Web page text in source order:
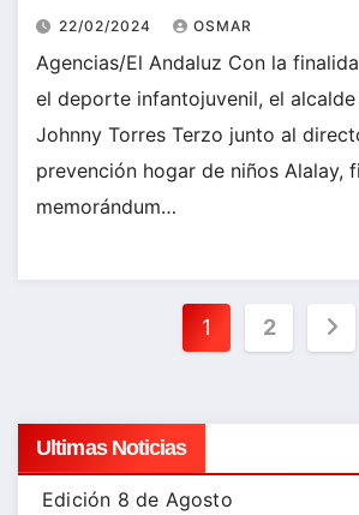
22/02/2024 OSMAR
Agencias/El Andaluz Con la
el deporte infantojuvenil, el alcalde
Johnny Torres Terzo junto al
prevención hogar de niños Alalay,
memorándum…
Paginación
entradas
1 2
Ultimas Noticias
Edición 8 de Agosto